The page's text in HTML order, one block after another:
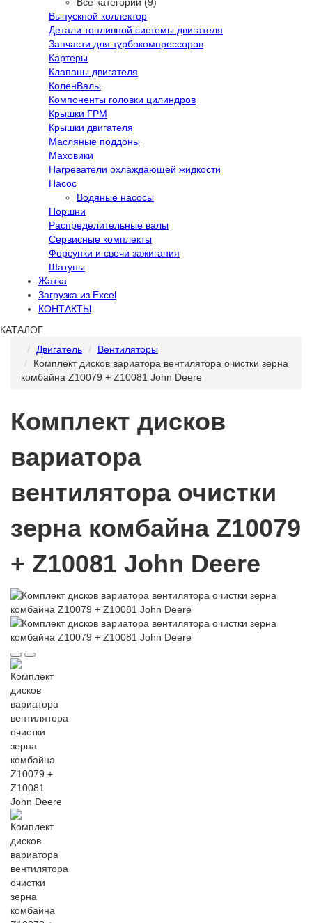
Все категории (9)
Выпускной коллектор
Детали топливной системы двигателя
Запчасти для турбокомпрессоров
Картеры
Клапаны двигателя
КоленВалы
Компоненты головки цилиндров
Крышки ГРМ
Крышки двигателя
Масляные поддоны
Маховики
Нагреватели охлаждающей жидкости
Насос
Водяные насосы
Поршни
Распределительные валы
Сервисные комплекты
Форсунки и свечи зажигания
Шатуны
Жатка
Загрузка из Excel
КОНТАКТЫ
КАТАЛОГ
Двигатель
Вентиляторы
Комплект дисков вариатора вентилятора очистки зерна
комбайна Z10079 + Z10081 John Deere
Комплект дисков
вариатора
вентилятора очистки
зерна комбайна Z10079
+ Z10081 John Deere